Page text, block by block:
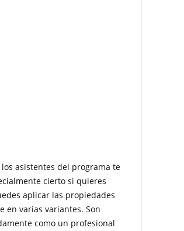
asistentes del programa te
cierto si quieres
aplicar las propiedades
en varias variantes. Son
como un profesional